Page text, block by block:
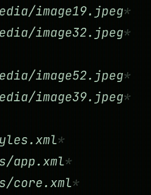
image19.jpeg
image32.jpeg
image52.jpeg
image39.jpeg
app.xml
core.xml